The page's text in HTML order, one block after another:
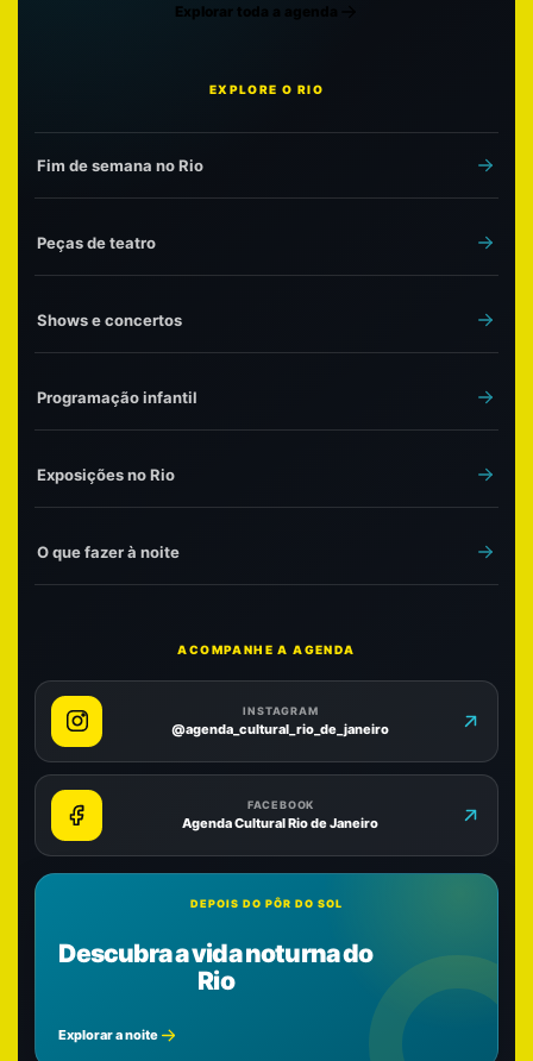
Explorar toda a agenda
EXPLORE O RIO
Fim de semana no Rio
Peças de teatro
Shows e concertos
Programação infantil
Exposições no Rio
O que fazer à noite
ACOMPANHE A AGENDA
INSTAGRAM
@agenda_cultural_rio_de_janeiro
FACEBOOK
Agenda Cultural Rio de Janeiro
DEPOIS DO PÔR DO SOL
Descubra a vida noturna do
Rio
Explorar a noite